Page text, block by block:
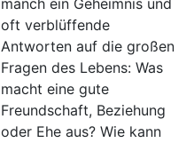
manch ein Geheimnis und
oft verblüffende
Antworten auf die großen
Fragen des Lebens: Was
macht eine gute
Freundschaft, Beziehung
oder Ehe aus? Wie kann